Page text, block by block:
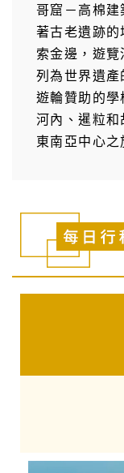
哥窟－高棉
著古老遺跡
索金邊，遊
列為世界遺
遊輪贊助的
河內、暹粒
東南亞中心之